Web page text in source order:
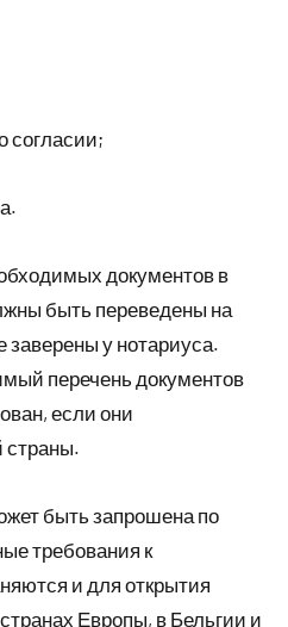
согласии;
документов в
быть переведены на
заверены у нотариуса.
перечень документов
если они
страны.
быть запрошена по
требования к
и для открытия
Европы, в Бельгии и